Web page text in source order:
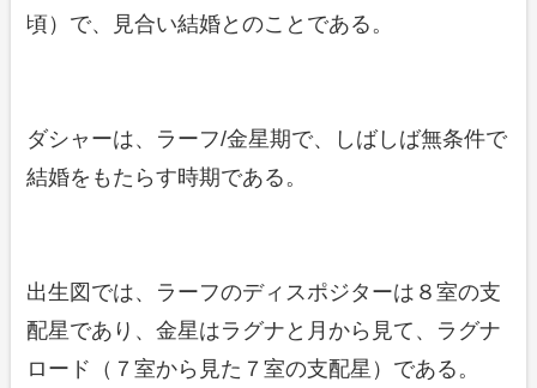
頃）で、見合い結婚とのことである。
ダシャーは、ラーフ/金星期で、しばしば無条件で
結婚をもたらす時期である。
出生図では、ラーフのディスポジターは８室の支
配星であり、金星はラグナと月から見て、ラグナ
ロード（７室から見た７室の支配星）である。